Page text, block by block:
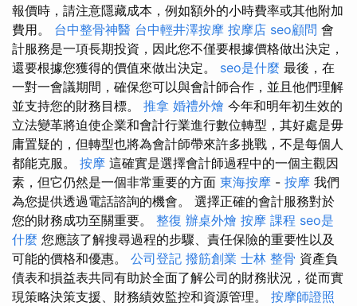
報價時，請注意隱藏成本，例如額外的小時費率或其他附加
費用。 台中整骨神醫 台中輕井澤按摩 按摩店 seo顧問 會
計服務是一項長期投資，因此您不僅要根據價格做出決定，
還要根據您獲得的價值來做出決定。 seo是什麼 最後，在
一對一會議期間，確保您可以與會計師合作，並且他們理解
並支持您的財務目標。 推拿 婚禮外燴 今年和明年初生效的
立法變革將迫使企業和會計行業進行數位轉型，其好處是毋
庸置疑的，但轉型也將為會計師帶來許多挑戰，不是每個人
都能克服。 按摩 這確實是選擇會計師過程中的一個主觀因
素，但它仍然是一個非常重要的方面 東海按摩 - 按摩 我們
為您提供透過電話諮詢的機會。 選擇正確的會計服務對於
您的財務成功至關重要。 整復 辦桌外燴 按摩 課程 seo是
什麼 您應該了解搜尋過程的步驟、責任保險的重要性以及
可能的價格和優惠。 公司登記 撥筋創業 士林 整骨 資產負
債表和損益表共同有助於全面了解公司的財務狀況，從而實
現策略決策支援、財務績效監控和資源管理。 按摩師證照